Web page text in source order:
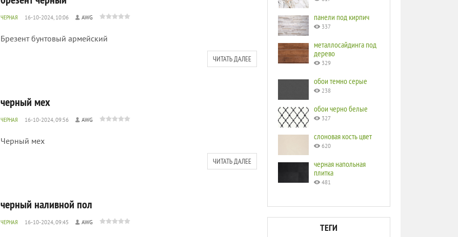
ЧЕРНАЯ 16-10-2024, 10:06 AWG
Брезент бунтовый армейский
ЧИТАТЬ ДАЛЕЕ
черный мех
ЧЕРНАЯ 16-10-2024, 09:56 AWG
Черный мех
ЧИТАТЬ ДАЛЕЕ
черный наливной пол
ЧЕРНАЯ 16-10-2024, 09:45 AWG
панели под кирпич
337
металлосайдинга под
дерево
329
обои темно серые
238
обои черно белые
327
слоновая кость цвет
620
черная напольная
плитка
481
ТЕГИ